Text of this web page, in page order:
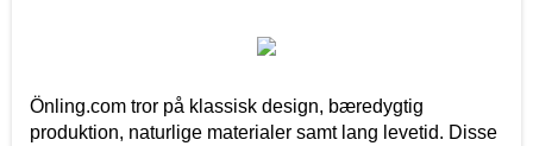
Önling.com tror på klassisk design, bæredygtig
produktion, naturlige materialer samt lang levetid. Disse